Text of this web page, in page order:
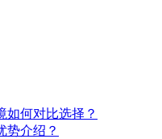
如何对比选择？
势介绍？